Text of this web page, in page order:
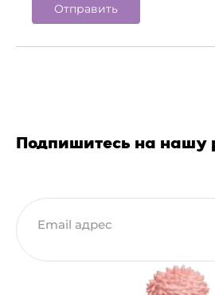
Подпишитесь на нашу